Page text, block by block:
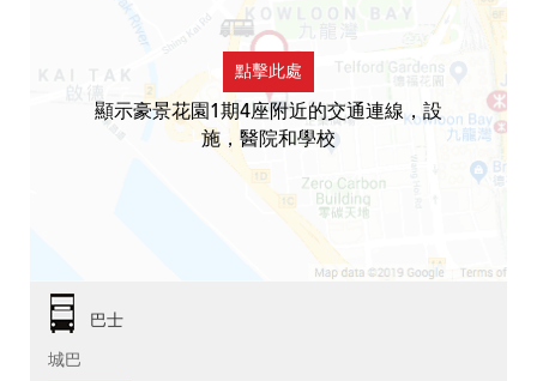
點擊此處
顯示豪景花園1期4座附近的交通連線，設
施，醫院和學校
巴士
城巴